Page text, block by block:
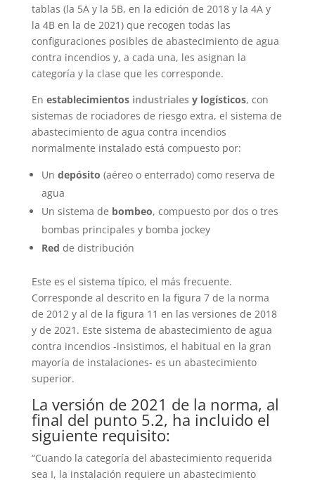
tablas (la 5A y la 5B, en la edición de 2018 y la 4A y
la 4Ben la de 2021) que recogen todas las
configuraciones posibles de abastecimiento de agua
contra incendios y, a cada una, les asignan la
categoría y la clase que les corresponde.
En establecimientos industrialesy logísticos, con
sistemas de rociadores de riesgo extra, el sistema de
abastecimiento de agua contra incendios
normalmente instalado está compuesto por:
Un depósito (aéreo o enterrado) como reserva de
agua
Un sistema de bombeo, compuesto por dos o tres
bombas principales y bomba jockey
Red de distribución
Este es el sistema típico, el más frecuente.
Corresponde al descrito en la figura 7 de la norma
de 2012 y al de la figura 11 en las versiones de 2018
y de 2021. Este sistema de abastecimiento de agua
contra incendios -insistimos, el habitual en la gran
mayoría de instalaciones- es un abastecimiento
superior.
La versión de 2021 de la norma, al
final del punto 5.2, ha incluido el
siguiente requisito:
“Cuando la categoría del abastecimiento requerida
sea I, la instalación requiere un abastecimiento
Estadística
Para que
podamos
mejorar la
y la
sitio web, en
función de
cómo se
utiliza el sitio
Experiencia
nuestro sitio
web funcione
durante su
visita. Si
rechaza estas
cookies,
algunas
funciones
desaparecerán
del sitio web.
Marketing
Al compartir sus
intereses y
comportamiento